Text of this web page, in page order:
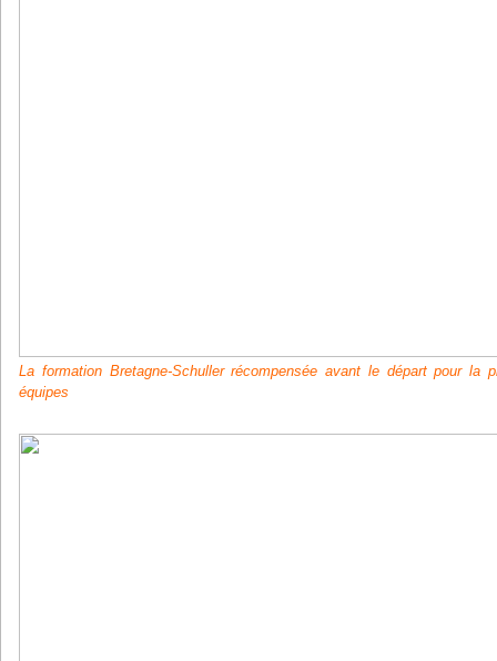
La formation Bretagne-Schuller récompensée avant le départ pour la
équipes